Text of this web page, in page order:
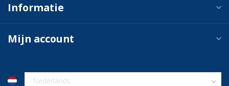
Informatie
Mijn account